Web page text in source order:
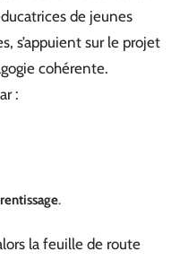
de jeunes
s’appuient sur le projet
cohérente.
:
.
la feuille de route